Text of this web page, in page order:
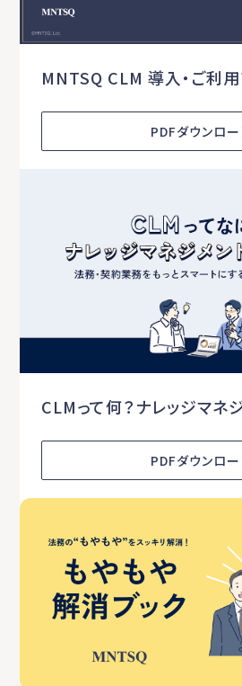
MNTSQ CLM 導入・ご利
PDFダウンロー
CLMって何？ナレッジマネ
PDFダウンロー